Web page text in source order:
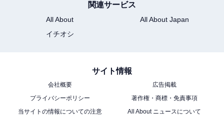
関連サービス
All About
All About Japan
イチオシ
サイト情報
会社概要
広告掲載
プライバシーポリシー
著作権・商標・免責事項
当サイトの情報についての注意
All About ニュースについて